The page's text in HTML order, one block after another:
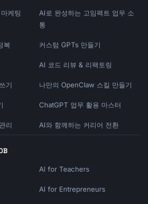
케팅
AI로 완성하는 고임팩트 업무 소
통
복 커스텀 GPTs 만들기
AI 코드 리뷰 & 리팩토링
기 나만의 OpenClaw 스킬 만들기
ChatGPT 업무 활용 마스터
리 AI와 함께하는 커리어 전환
AI for Teachers
AI for Entrepreneurs